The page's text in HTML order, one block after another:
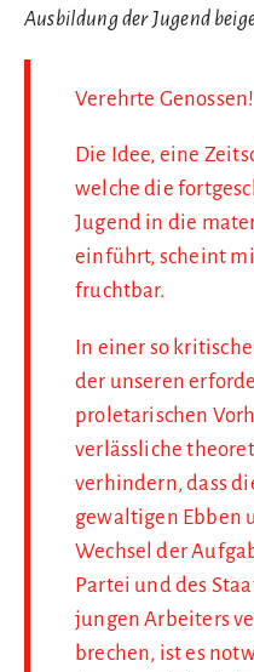
Ausbildung der Jugend
Verehrte Genossen!
Die Idee, eine
welche die
Jugend in die
einführt, scheint
fruchtbar.
In einer so
der unseren
proletarischen
verlässliche
verhindern, dass
gewaltigen Ebben
Wechsel der
Partei und des
jungen Arbeiters
brechen, ist es